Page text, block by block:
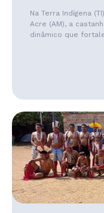
Na Terra Indígena
Acre (AM), a
dinâmico que